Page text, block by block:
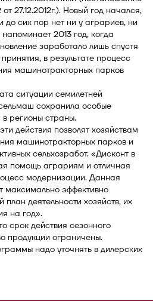
27.12.2012г.). Новый год начался,
до сих пор нет ни у аграриев, ни
2013 год, когда
заработало лишь спустя
в результате процесс
машинотракторных парков
ситуации семилетней
сохранила особые
в регионы страны.
действия позволят хозяйствам
машинотракторных парков и
сельхозработ. «Дисконт в
помощь аграриям и отличная
модернизации. Данная
эффективно
деятельности хозяйств, их
на год».
срок действия сезонного
продукции ограничены.
надо уточнять в дилерских